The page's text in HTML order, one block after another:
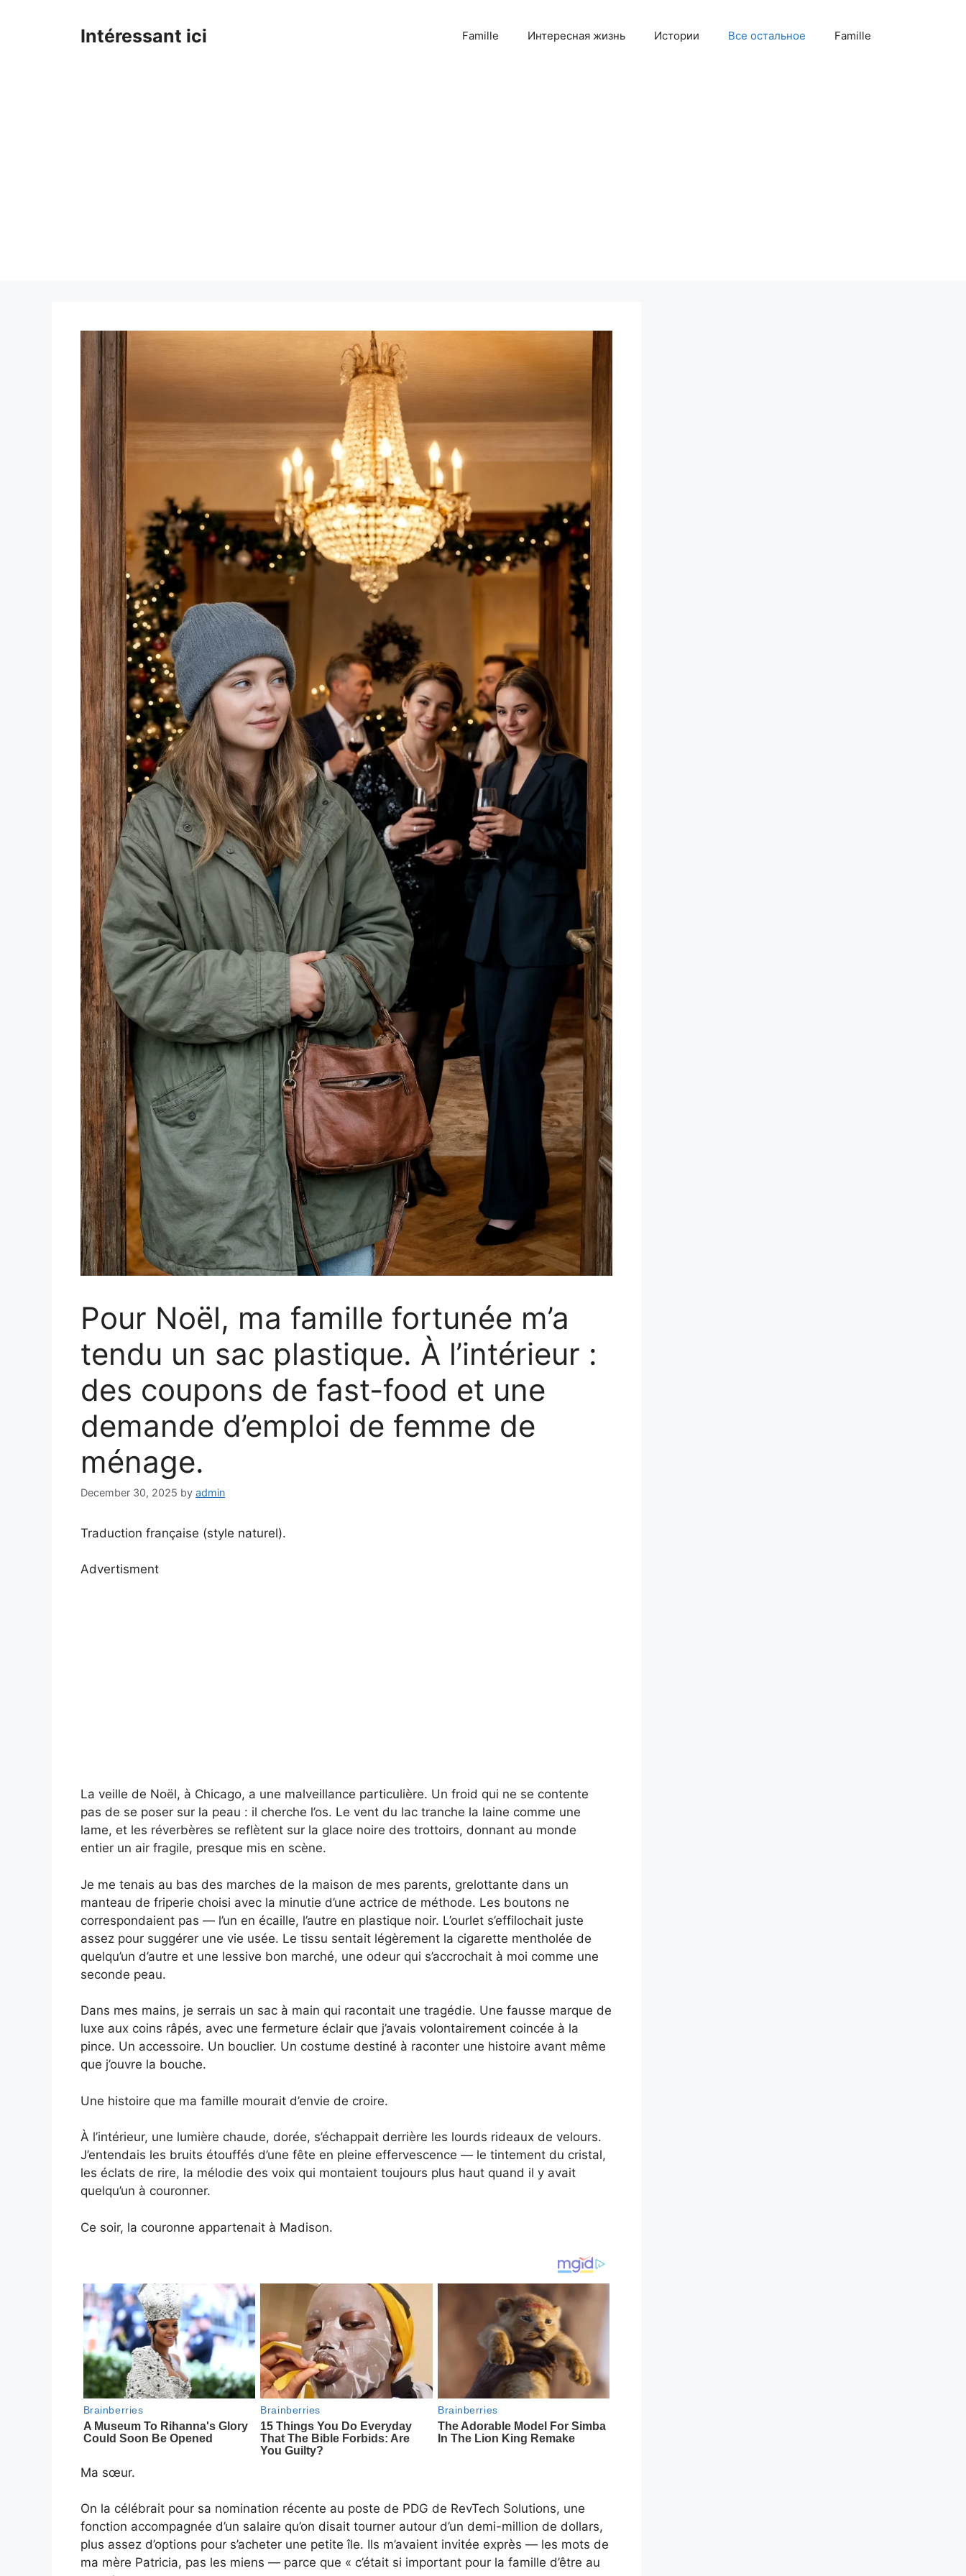
Intéressant ici Famille Интересная жизнь Истории Все остальное Famille
Pour Noël, ma famille fortunée m’a
tendu un sac plastique. À l’intérieur :
des coupons de fast-food et une
demande d’emploi de femme de
ménage.
December 30, 2025 by admin
Traduction française (style naturel).
Advertisment
La veille de Noël, à Chicago, a une malveillance particulière. Un froid qui ne se contente
pas de se poser sur la peau : il cherche l’os. Le vent du lac tranche la laine comme une
lame, et les réverbères se reflètent sur la glace noire des trottoirs, donnant au monde
entier un air fragile, presque mis en scène.
Je me tenais au bas des marches de la maison de mes parents, grelottante dans un
manteau de friperie choisi avec la minutie d’une actrice de méthode. Les boutons ne
correspondaient pas — l’un en écaille, l’autre en plastique noir. L’ourlet s’effilochait juste
assez pour suggérer une vie usée. Le tissu sentait légèrement la cigarette mentholée de
quelqu’un d’autre et une lessive bon marché, une odeur qui s’accrochait à moi comme une
seconde peau.
Dans mes mains, je serrais un sac à main qui racontait une tragédie. Une fausse marque de
luxe aux coins râpés, avec une fermeture éclair que j’avais volontairement coincée à la
pince. Un accessoire. Un bouclier. Un costume destiné à raconter une histoire avant même
que j’ouvre la bouche.
Une histoire que ma famille mourait d’envie de croire.
À l’intérieur, une lumière chaude, dorée, s’échappait derrière les lourds rideaux de velours.
J’entendais les bruits étouffés d’une fête en pleine effervescence — le tintement du cristal,
les éclats de rire, la mélodie des voix qui montaient toujours plus haut quand il y avait
quelqu’un à couronner.
Ce soir, la couronne appartenait à Madison.
Ma sœur.
On la célébrait pour sa nomination récente au poste de PDG de RevTech Solutions, une
fonction accompagnée d’un salaire qu’on disait tourner autour d’un demi-million de dollars,
plus assez d’options pour s’acheter une petite île. Ils m’avaient invitée exprès — les mots de
ma mère Patricia, pas les miens — parce que « c’était si important pour la famille d’être au